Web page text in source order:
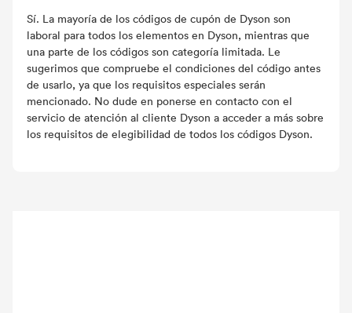
Sí. La mayoría de los códigos de cupón de Dyson son
laboral para todos los elementos en Dyson, mientras que
una parte de los códigos son categoría limitada. Le
sugerimos que compruebe el condiciones del código antes
de usarlo, ya que los requisitos especiales serán
mencionado. No dude en ponerse en contacto con el
servicio de atención al cliente Dyson a acceder a más sobre
los requisitos de elegibilidad de todos los códigos Dyson.